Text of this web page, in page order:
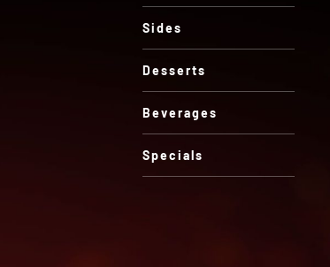
Sides
Desserts
Beverages
Specials